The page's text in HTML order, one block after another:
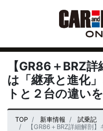
【GR86＋BRZ
は「継承と進化
トと２台の違い
TOP 新車情報
試乗記
【GR86＋BRZ詳細解剖】キーワードは「継